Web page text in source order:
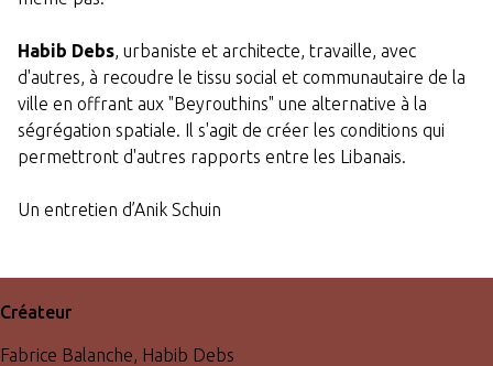
Habib Debs, urbaniste et architecte, travaille, avec
d'autres, à recoudre le tissu social et communautaire de la
ville en offrant aux "Beyrouthins" une alternative à la
ségrégation spatiale. Il s'agit de créer les conditions qui
permettront d'autres rapports entre les Libanais.
Un entretien d’Anik Schuin
Créateur
Fabrice Balanche, Habib Debs